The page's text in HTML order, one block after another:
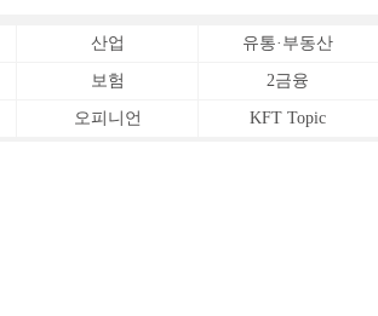
산업 유통·부동산
보험 2금융
오피니언 KFT Topic